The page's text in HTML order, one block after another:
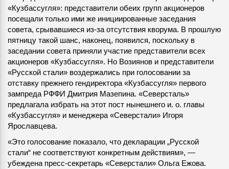
«Кузбассугля»: представители обеих групп акционеров
посещали только ими же инициированные заседания
совета, срывавшиеся из-за отсутствия кворума. В прошлую
пятницу такой шанс, наконец, появился, поскольку в
заседании совета приняли участие представители всех
акционеров «Кузбассугля». Но Возиянов и представители
«Русской стали» воздержались при голосовании за
отставку прежнего гендиректора «Кузбассугля» первого
зампреда РФФИ Дмитрия Мазепина. «Северсталь»
предлагала избрать на этот пост нынешнего и. о. главы
«Кузбассугля» и менеджера «Северстали» Игоря
Ярославцева.
«Это голосование показало, что декларации „Русской
стали“ не соответствуют конкретным действиям», —
убеждена пресс-секретарь «Северстали» Ольга Ежова.